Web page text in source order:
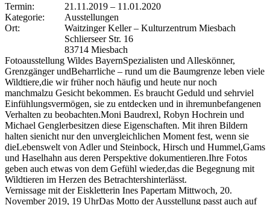
Termin: 21.11.2019 – 11.01.2020
Kategorie:
Ausstellungen
Ort:
Waitzinger Keller – Kulturzentrum Miesbach
Schlierseer Str. 16
83714 Miesbach
Fotoausstellung Wildes BayernSpezialisten und Alleskönner,
Grenzgänger undBeharrliche – rund um die Baumgrenze leben viele
Wildtiere,die wir früher noch häufig und heute nur noch
manchmalzu Gesicht bekommen. Es braucht Geduld und sehrviel
Einfühlungsvermögen, sie zu entdecken und in ihremunbefangenen
Verhalten zu beobachten.Moni Baudrexl, Robyn Hochrein und
Michael Genglerbesitzen diese Eigenschaften. Mit ihren Bildern
halten sienicht nur den unvergleichlichen Moment fest, wenn sie
dieLebenswelt von Adler und Steinbock, Hirsch und Hummel,Gams
und Haselhahn aus deren Perspektive dokumentieren.Ihre Fotos
geben auch etwas von dem Gefühl wieder,das die Begegnung mit
Wildtieren im Herzen des Betrachtershinterlässt.
Vernissage mit der Eiskletterin Ines Papertam Mittwoch, 20.
November 2019, 19 UhrDas Motto der Ausstellung passt auch auf